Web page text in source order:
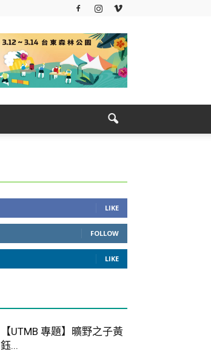
LIKE
FOLLOW
LIKE
【UTMB 專題】曠野之子黃
鈺...